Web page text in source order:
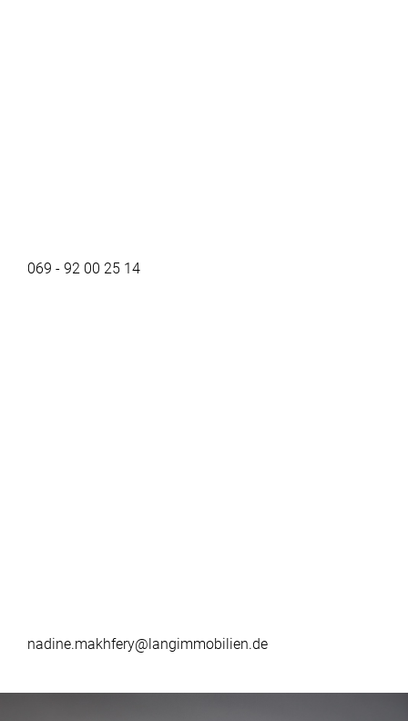
069 - 92 00 25 14
nadine.makhfery@langimmobilien.de